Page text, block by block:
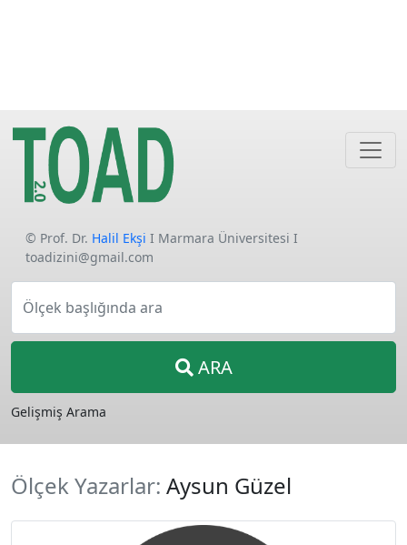
© Prof. Dr. Halil Ekşi I Marmara Üniversitesi I
toadizini@gmail.com
Ölçek başlığında ara
ARA
Gelişmiş Arama
Ölçek Yazarlar: Aysun Güzel